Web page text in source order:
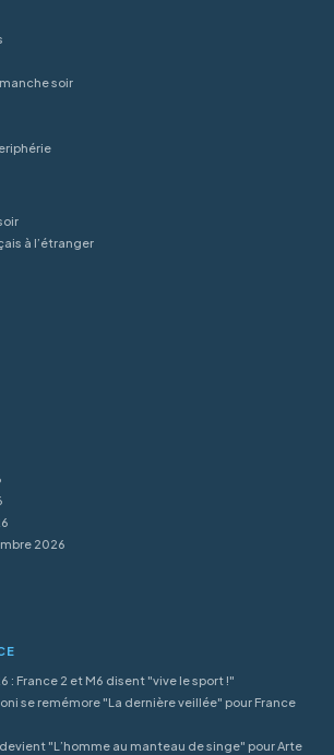
soir
à l’étranger
2026
: France 2 et M6 disent "vive le sport !"
se remémore "La dernière veillée" pour France
"L’homme au manteau de singe" pour Arte